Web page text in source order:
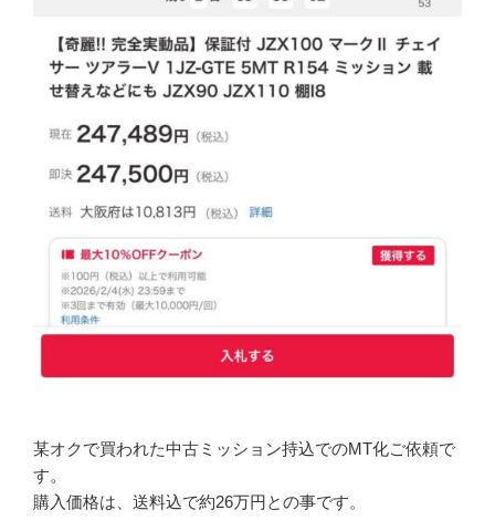
某オクで買われた中古ミッション持込でのMT化ご依頼で
す。
購入価格は、送料込で約26万円との事です。